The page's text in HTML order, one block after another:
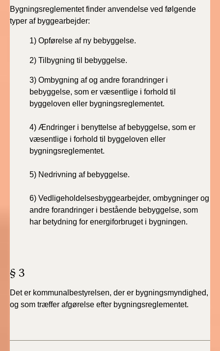
2022)
BR18 (29/6 - 31/12
BR18 (1/1-29/6
2021)
BR18 (1/7-31/12
2020)
2020)
BR18 (1/1-9/3 2020)
BR18 (4/7-31/12
2018)
Bygningsreglementet finder anvendelse ved følgende
typer af byggearbejder:
1) Opførelse af ny bebyggelse.
2) Tilbygning til bebyggelse.
3) Ombygning af og andre forandringer i
bebyggelse, som er væsentlige i forhold til
byggeloven eller bygningsreglementet.
4) Ændringer i benyttelse af bebyggelse, som er
væsentlige i forhold til byggeloven eller
bygningsreglementet.
5) Nedrivning af bebyggelse.
6) Vedligeholdelsesbyggearbejder, ombygninger og
andre forandringer i bestående bebyggelse, som
har betydning for energiforbruget i bygningen.
§ 3
Det er kommunalbestyrelsen, der er bygningsmyndighed,
og som træffer afgørelse efter bygningsreglementet.